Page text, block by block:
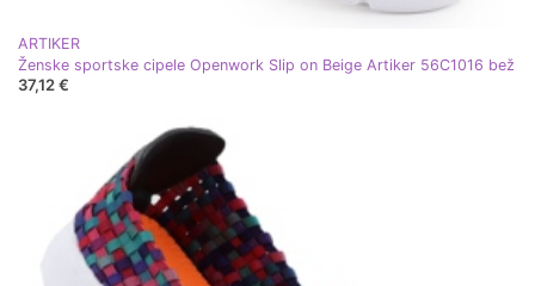
ARTIKER
Ženske sportske cipele Openwork Slip on Beige Artiker 56C1016 bež
37,12 €